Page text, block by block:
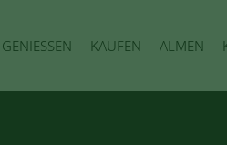
GENIESSEN KAUFEN ALMEN